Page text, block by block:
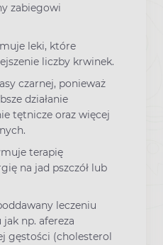
zabiegowi
leki, które
liczby krwinek.
czarnej, ponieważ
działanie
tętnicze oraz więcej
terapię
na jad pszczół lub
leczeniu
np. afereza
gęstości (cholesterol